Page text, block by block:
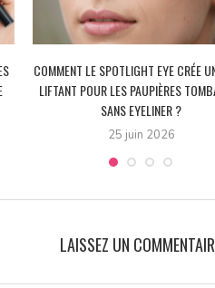
COMMENT LE SPOTLIGHT EYE CRÉE
LIFTANT POUR LES PAUPIÈRES
SANS EYELINER ?
25 juin 2026
LAISSEZ UN